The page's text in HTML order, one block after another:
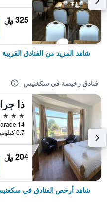
325 ﷼
شاهد المزيد من الفنادق القريبة
فنادق رخيصة في سكغنيس
ذا
3 نجوم
0.7 كيلومتر عن وسط المدينة
204 ﷼
شاهد أرخص الفنادق في